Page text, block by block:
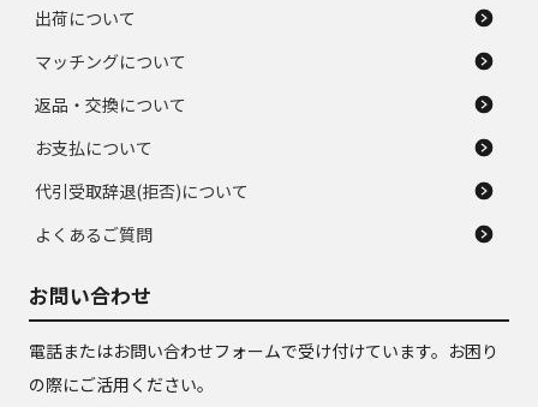
出荷について
マッチングについて
返品・交換について
お支払について
代引受取辞退(拒否)について
よくあるご質問
お問い合わせ
電話またはお問い合わせフォームで受け付けています。お困り
の際にご活用ください。